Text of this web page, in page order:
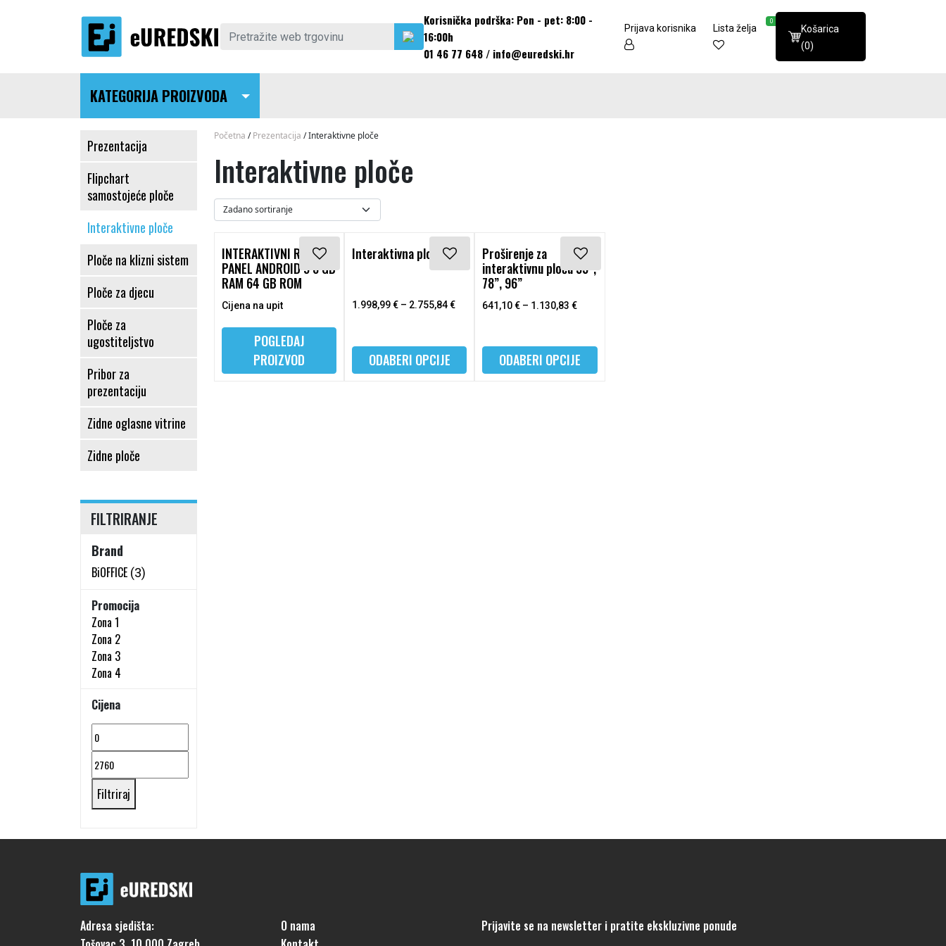
Pretraži:
Korisnička podrška: Pon - pet: 8:00 -
16:00h
01 46 77 648 / info@euredski.hr
Prijava korisnika Lista želja
0
Košarica
(0)
Main NavigationKATEGORIJA PROIZVODA
Prezentacija
Flipchart
samostojeće ploče
Interaktivne ploče
Ploče na klizni sistem
Ploče za djecu
Ploče za
ugostiteljstvo
Pribor za
prezentaciju
Zidne oglasne vitrine
Zidne ploče
FILTRIRANJE
Brand
BiOFFICE (3)
Promocija
Zona 1
Zona 2
Zona 3
Zona 4
Cijena
Min cijena
Maks cijena
Filtriraj
Početna /Prezentacija / Interaktivne ploče
Interaktivne ploče
INTERAKTIVNI RAVNI
PANEL ANDROID 9 8 GB
RAM 64 GB ROM
Cijena na upit
POGLEDAJ
PROIZVOD
Ovaj proizvod ima više varijanti. Opcije se mogu odabrati na stranici proizvoda
Interaktivna ploča
1.998,99€ – 2.755,84€
ODABERI OPCIJE
Ovaj proizvod ima više varijanti. Opcije se mogu odabrati na stranici proizvoda
Proširenje za
interaktivnu ploču 55”,
78”, 96”
641,10€ – 1.130,83€
ODABERI OPCIJE
Ovaj proizvod ima više varijanti. Opcije se mogu odabrati na stranici proizvoda
Adresa sjedišta:
O nama
Prijavite se na newsletter i pratite ekskluzivne ponude